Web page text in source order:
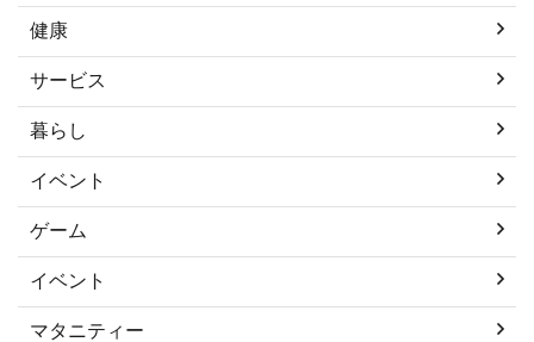
健康
サービス
暮らし
イベント
ゲーム
イベント
マタニティー